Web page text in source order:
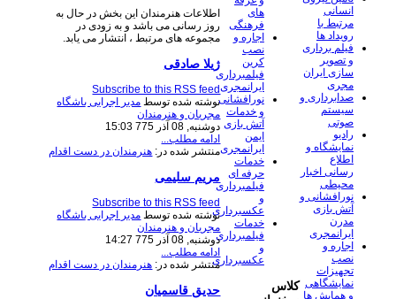
اطلاعات هنرمندان این بخش در حال به
روز رسانی می باشد و به زودی در
مجموعه های مرتبط ، انتشار می یابد.
ژیلا صادقی
Subscribe to this RSS feed
نوشته شده توسط مدیر اجرایی باشگاه
مجریان و هنرمندان
دوشنبه, 08 آذر 775 15:03
ادامه مطلب...
منتشر شده در: هنرمندان در دست اقدام
مریم سلیمی
Subscribe to this RSS feed
نوشته شده توسط مدیر اجرایی باشگاه
مجریان و هنرمندان
دوشنبه, 08 آذر 775 14:27
ادامه مطلب...
منتشر شده در: هنرمندان در دست اقدام
حدیق قاسمیان
های
فرهنگی
اجاره و
نصب
کرین
فیلمبرداری
ایرانمجری
نورافشانی
و خدمات
آتش بازی
ایمن
ایرانمجری
خدمات
حرفه ای
فیلمبرداری
و
عکسبرداری
خدمات
فیلمبرداری
و
عکسبرداری
کلاس
انسانی
مرتبط با
رویداد ها
فیلم برداری
و تصویر
سازی ایران
مجری
صدابرداری و
سیستم
صوتی
رادیو
نمایشگاه و
اطلاع
رسانی اخبار
محیطی
نورافشانی و
آتش بازی
مدرن
ایرانمجری
اجاره و
نصب
تجهیزات
نمایشگاهی
و همایش ها